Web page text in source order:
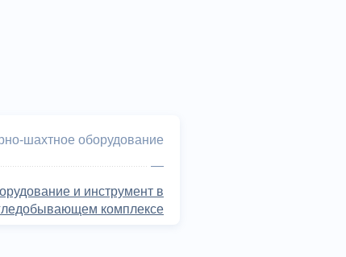
шахтное оборудование
—
и инструмент в
комплексе